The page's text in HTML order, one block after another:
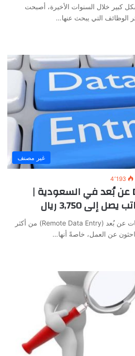
كبير خلال السنوات الأخيرة، أصبحت
غير مصنف
4٬193
وظيفة Data Entry عن بُعد في السعودية |
إلى 3,750 ريال
أصبحت وظائف إدخال البيانات عن بُعد (Remote Data Entry) من أكثر
عن العمل، خاصةً أنها…